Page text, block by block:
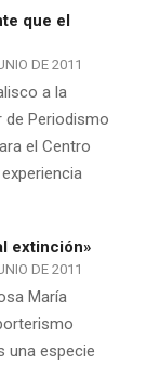
que el
DE 2011
a la
de Periodismo
el Centro
extinción»
DE 2011
María
una especie